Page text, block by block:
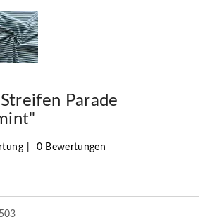
Parade
0 Bewertungen